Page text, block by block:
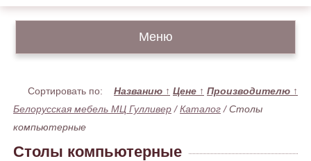
Меню
Сортировать по: Названию ↑ Цене ↑ Производителю ↑
Белорусская мебель МЦ Гулливер /Каталог /Столы
компьютерные
Столы компьютерные